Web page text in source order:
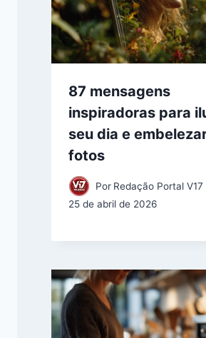
87 mensagens
inspiradoras para
seu dia e
fotos
Por Redação Portal V17
25 de abril de 2026